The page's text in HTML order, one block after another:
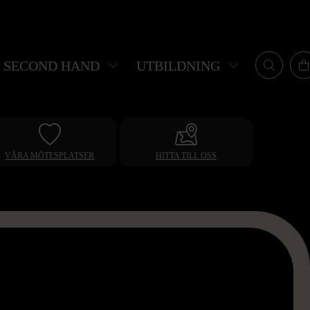
SECOND HAND UTBILDNING
VÅRA MÖTESPLATSER HITTA TILL OSS